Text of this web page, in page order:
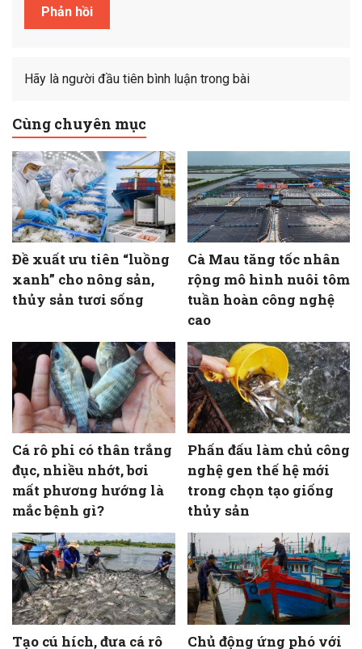
Hãy là người đầu tiên bình luận trong bài
Cùng chuyên mục
Đề xuất ưu tiên “luồng
xanh” cho nông sản,
thủy sản tươi sống
Cà Mau tăng tốc nhân
rộng mô hình nuôi tôm
tuần hoàn công nghệ
cao
Cá rô phi có thân trắng
đục, nhiều nhớt, bơi
mất phương hướng là
mắc bệnh gì?
Phấn đấu làm chủ công
nghệ gen thế hệ mới
trong chọn tạo giống
thủy sản
Tạo cú hích, đưa cá rô Chủ động ứng phó với